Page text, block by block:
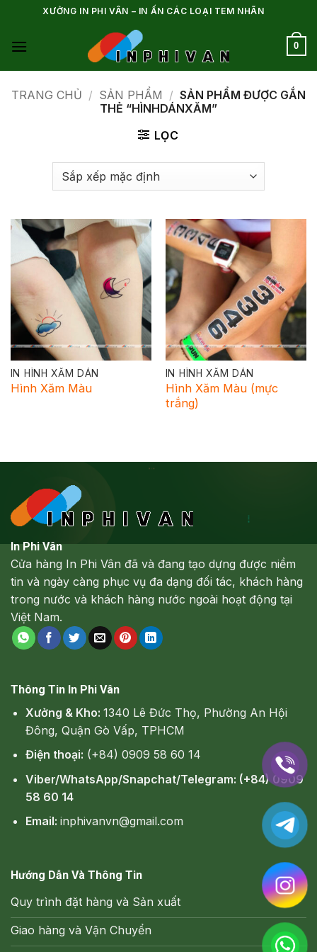
nội
XƯỞNG IN PHI VÂN – IN ẤN CÁC LOẠI TEM NHÃN
0
TRANG CHỦ / SẢN PHẨM / SẢN PHẨM ĐƯỢC GẮN
THẺ “HÌNHDÁNXĂM”
LỌC
IN HÌNH XĂM DÁN
Hình Xăm Màu
IN HÌNH XĂM DÁN
Hình Xăm Màu (mực
trắng)
In Phi Vân
Cửa hàng In Phi Vân đã và đang tạo dựng được niềm
tin và ngày càng phục vụ đa dạng đối tác, khách hàng
trong nước và khách hàng nước ngoài hoạt động tại
Việt Nam.
Thông Tin In Phi Vân
Xưởng & Kho: 1340 Lê Đức Thọ, Phường An Hội
Đông, Quận Gò Vấp, TPHCM
Điện thoại: (+84) 0909 58 60 14
Viber/WhatsApp/Snapchat/Telegram: (+84) 0909
58 60 14
Email: inphivanvn@gmail.com
Hướng Dẫn Và Thông Tin
Quy trình đặt hàng và Sản xuất
Giao hàng và Vận Chuyển